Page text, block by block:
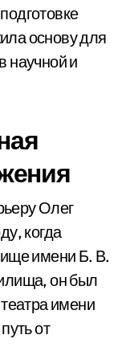
основу для
научной и
Олег
когда
имени Б. В.
он был
имени
от